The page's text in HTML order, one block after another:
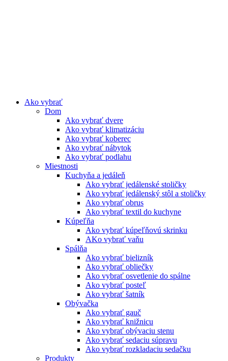
Ako vybrať
Dom
Ako vybrať dvere
Ako vybrať klimatizáciu
Ako vybrať koberec
Ako vybrať nábytok
Ako vybrať podlahu
Miestnosti
Kuchyňa a jedáleň
Ako vybrať jedálenské stoličky
Ako vybrať jedálenský stôl a stoličky
Ako vybrať obrus
Ako vybrať textil do kuchyne
Kúpeľňa
Ako vybrať kúpeľňovú skrinku
AKo vybrať vaňu
Spálňa
Ako vybrať bielizník
Ako vybrať obliečky
Ako vybrať osvetlenie do spálne
Ako vybrať posteľ
Ako vybrať šatník
Obývačka
Ako vybrať gauč
Ako vybrať knižnicu
Ako vybrať obývaciu stenu
Ako vybrať sedaciu súpravu
Ako vybrať rozkladaciu sedačku
Produkty